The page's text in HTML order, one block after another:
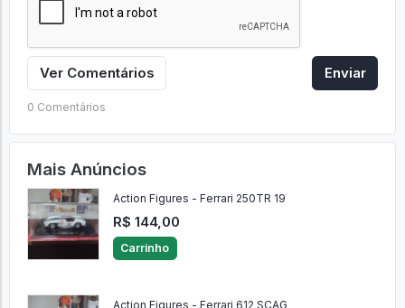
Ver Comentários Enviar
0 Comentários
Mais Anúncios
Action Figures - Ferrari 250TR 19
R$ 144,00
Carrinho
Action Figures - Ferrari 612 SCAG